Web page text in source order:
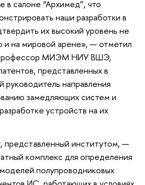
в салоне “Архимед”, что
наши разработки в
их высокий уровень не
и на мировой арене», — отметил
профессор МИЭМ НИУ ВШЭ,
представленных в
руководитель направления
замедляющих систем и
устройств на их
представленный институтом, —
комплекс для определения
полупроводниковых